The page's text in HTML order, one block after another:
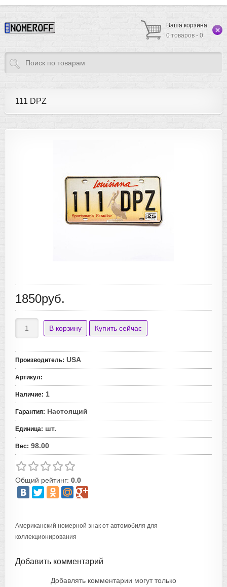
Ваша корзина
0 товаров - 0
111 DPZ
1850руб.
Производитель: USA
Артикул:
Наличие: 1
Гарантия: Настоящий
Единица: шт.
Вес: 98.00
Общий рейтинг: 0.0
Американский номерной знак от автомобиля для
коллекционирования
Добавить комментарий
Добавлять комментарии могут только